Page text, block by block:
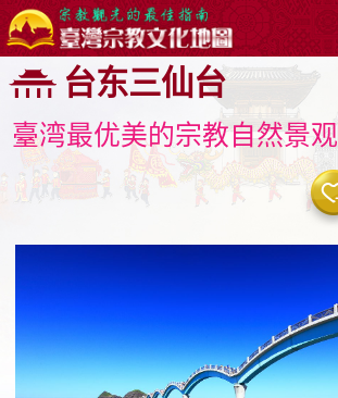
跳
到
要
块
:::
台东三仙台
臺湾最优美的宗教自然景观